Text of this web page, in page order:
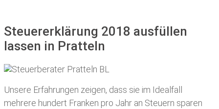
Steuererklärung 2018 ausfüllen
lassen in Pratteln
Unsere Erfahrungen zeigen, dass sie im Idealfall
mehrere hundert Franken pro Jahr an Steuern sparen